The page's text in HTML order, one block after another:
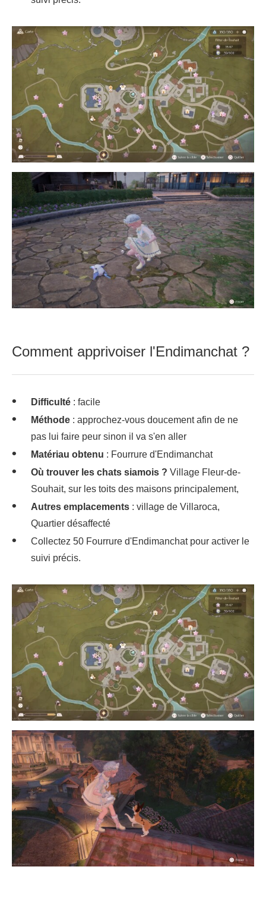
Comment apprivoiser l'Endimanchat ?
Difficulté : facile
Méthode : approchez-vous doucement afin de ne
pas lui faire peur sinon il va s'en aller
Matériau obtenu : Fourrure d'Endimanchat
Où trouver les chats siamois ? Village Fleur-de-
Souhait, sur les toits des maisons principalement,
Autres emplacements : village de Villaroca,
Quartier désaffecté
Collectez 50 Fourrure d'Endimanchat pour activer le
suivi précis.